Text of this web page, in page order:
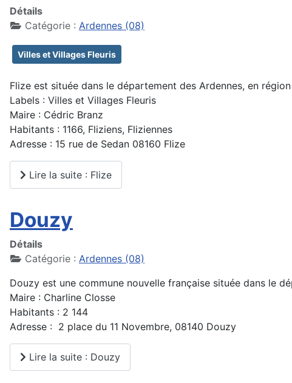
Détails
Catégorie : Ardennes (08)
Villes et Villages Fleuris
Flize est située dans le département des Ardennes, en
Labels : Villes et Villages Fleuris
Maire : Cédric Branz
Habitants : 1166, Fliziens, Fliziennes
Adresse : 15 rue de Sedan 08160 Flize
Lire la suite : Flize
Douzy
Détails
Catégorie : Ardennes (08)
Douzy est une commune nouvelle française située dans le
Maire : Charline Closse
Habitants : 2 144
Adresse : 2 place du 11 Novembre, 08140 Douzy
Lire la suite : Douzy